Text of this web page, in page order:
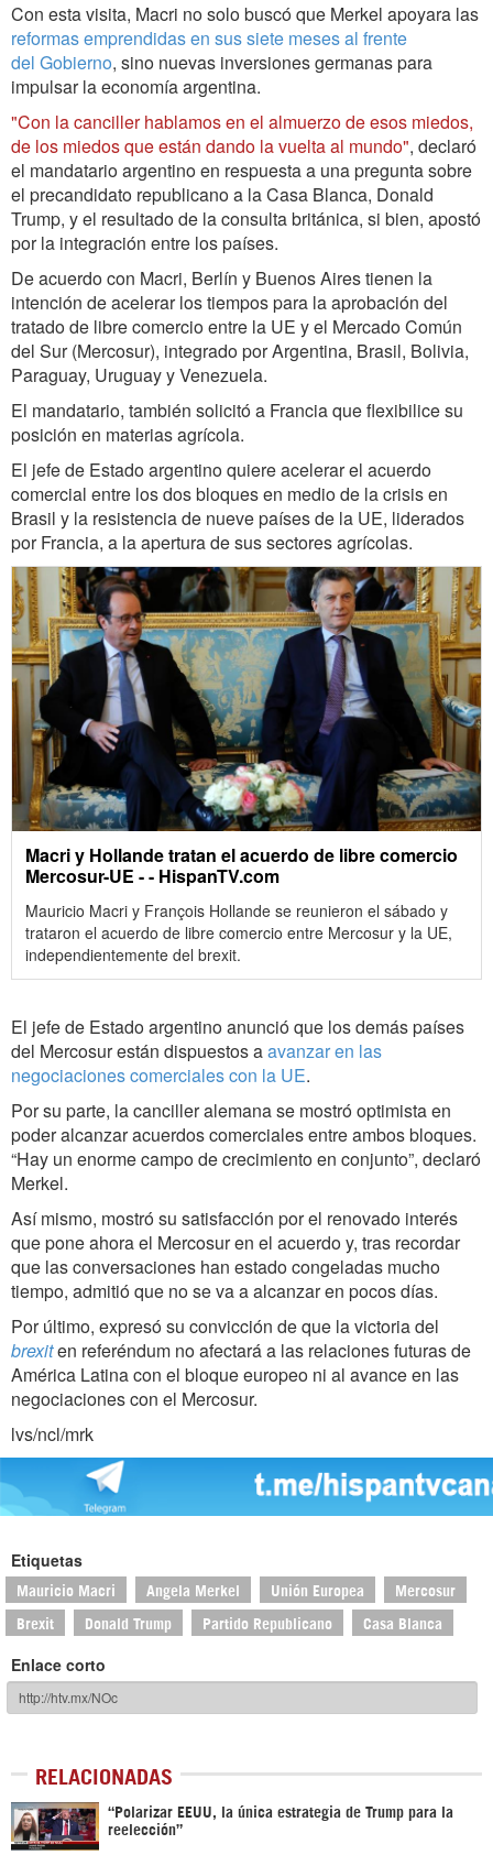
Con esta visita, Macri no solo buscó que Merkel apoyara las
reformas emprendidas en sus siete meses al frente
del Gobierno, sino nuevas inversiones germanas para
impulsar la economía argentina.
"Con la canciller hablamos en el almuerzo de esos miedos,
de los miedos que están dando la vuelta al mundo", declaró
el mandatario argentino en respuesta a una pregunta sobre
el precandidato republicano a la Casa Blanca, Donald
Trump, y el resultado de la consulta británica, si bien, apostó
por la integración entre los países.
De acuerdo con Macri, Berlín y Buenos Aires tienen la
intención de acelerar los tiempos para la aprobación del
tratado de libre comercio entre la UE y el Mercado Común
del Sur (Mercosur), integrado por Argentina, Brasil, Bolivia,
Paraguay, Uruguay y Venezuela.
El mandatario, también solicitó a Francia que flexibilice su
posición en materias agrícola.
El jefe de Estado argentino quiere acelerar el acuerdo
comercial entre los dos bloques en medio de la crisis en
Brasil y la resistencia de nueve países de la UE, liderados
por Francia, a la apertura de sus sectores agrícolas.
Macri y Hollande tratan el acuerdo de libre comercio
Mercosur-UE - - HispanTV.com
Mauricio Macri y François Hollande se reunieron el sábado y
trataron el acuerdo de libre comercio entre Mercosur y la UE,
independientemente del brexit.
El jefe de Estado argentino anunció que los demás países
del Mercosur están dispuestos aavanzar en las
negociaciones comerciales con la UE.
Por su parte, la canciller alemana se mostró optimista en
poder alcanzar acuerdos comerciales entre ambos bloques.
“Hay un enorme campo de crecimiento en conjunto”, declaró
Merkel.
Así mismo, mostró su satisfacción por el renovado interés
que pone ahora el Mercosur en el acuerdo y, tras recordar
que las conversaciones han estado congeladas mucho
tiempo, admitió que no se va a alcanzar en pocos días.
Por último, expresó su convicción de que la victoria del
brexiten referéndum no afectará a las relaciones futuras de
América Latina con el bloque europeo ni al avance en las
negociaciones con el Mercosur.
lvs/ncl/mrk
Etiquetas
Mauricio Macri Angela Merkel Unión Europea Mercosur
Brexit Donald Trump Partido Republicano Casa Blanca
Enlace corto
RELACIONADAS
“Polarizar EEUU, la única estrategia de Trump para la
reelección”